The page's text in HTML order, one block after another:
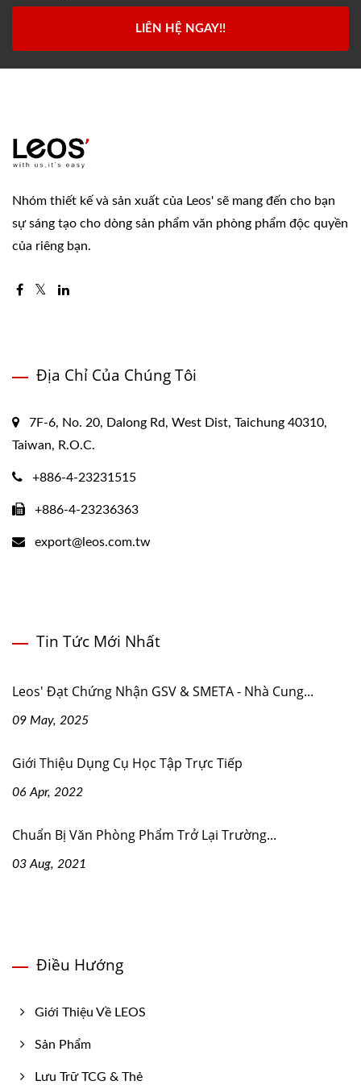
LIÊN HỆ NGAY!!
Nhóm thiết kế và sản xuất của Leos' sẽ mang đến cho bạn
sự sáng tạo cho dòng sản phẩm văn phòng phẩm độc quyền
của riêng bạn.
Địa Chỉ Của Chúng Tôi
7F-6, No. 20, Dalong Rd, West Dist, Taichung 40310,
Taiwan, R.O.C.
+886-4-23231515
+886-4-23236363
export@leos.com.tw
Tin Tức Mới Nhất
Leos' Đạt Chứng Nhận GSV & SMETA - Nhà Cung...
09 May, 2025
Giới Thiệu Dụng Cụ Học Tập Trực Tiếp
06 Apr, 2022
Chuẩn Bị Văn Phòng Phẩm Trở Lại Trường...
03 Aug, 2021
Điều Hướng
Giới Thiệu Về LEOS
Sản Phẩm
Lưu Trữ TCG & Thẻ